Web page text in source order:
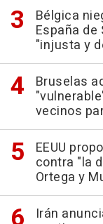
Bélgica
España
"injusta y
Bruselas
vecinos
EEUU
contra "la
Ortega y
Irán